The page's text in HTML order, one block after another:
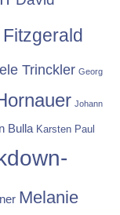
Fitzgerald
Trinckler Georg
Johann
Bulla Karsten Paul
Melanie